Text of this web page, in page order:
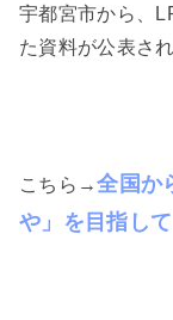
宇都宮市から、
た資料が公表さ
こちら→全国か
や」を目指して